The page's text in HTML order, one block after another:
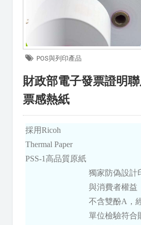
POS與列印產品
財政部電子發票證明
票感熱紙
採用Ricoh
Thermal Paper
PSS-1高品質原紙
獨家防偽設計
與消費者權益
不含雙酚A，
單位檢驗符合